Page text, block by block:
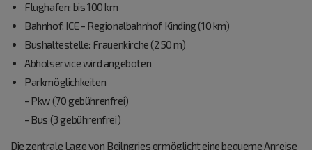
Flughafen: bis 100 km
Bahnhof: ICE - Regionalbahnhof Kinding (10 km)
Bushaltestelle: Frauenkirche (250 m)
Abholservice wird angeboten
Parkmöglichkeiten
- Pkw (70 gebührenfrei)
- Bus (3 gebührenfrei)
Die zentrale Lage von Beilngries ermöglicht eine bequeme Anreise